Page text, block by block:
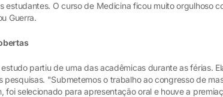
estudantes. O curso de Medicina ficou muito orgulhoso
Guerra.
partiu de uma das acadêmicas durante as férias.
pesquisas. "Submetemos o trabalho ao congresso de
foi selecionado para apresentação oral e houve a